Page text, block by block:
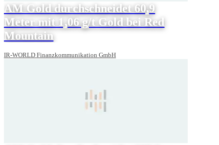
AM Gold durchschneidet 60,9
Meter mit 1,06 g/t Gold bei Red
Mountain
IR-WORLD Finanzkommunikation GmbH